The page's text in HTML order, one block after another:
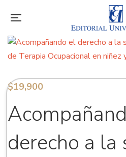
$19,900
derecho a la